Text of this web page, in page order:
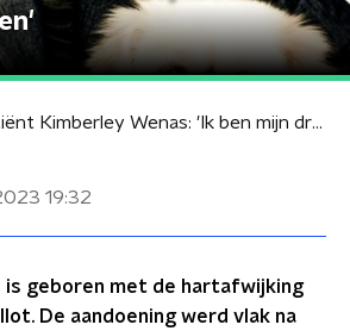
Hartpatiënt Kimberley Wenas: 'Ik ben mijn dromen als stylist al aan het naleven'
19:32
is geboren met de hartafwijking
De aandoening werd vlak na